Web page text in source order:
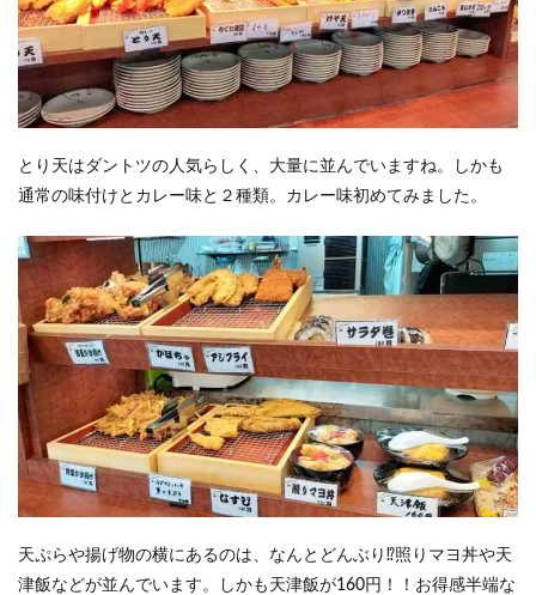
とり天はダントツの人気らしく、大量に並んでいますね。しかも
通常の味付けとカレー味と２種類。カレー味初めてみました。
天ぷらや揚げ物の横にあるのは、なんとどんぶり⁉照りマヨ丼や天
津飯などが並んでいます。しかも天津飯が160円！！お得感半端な